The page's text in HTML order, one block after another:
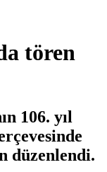
tören
106. yıl
düzenlendi.